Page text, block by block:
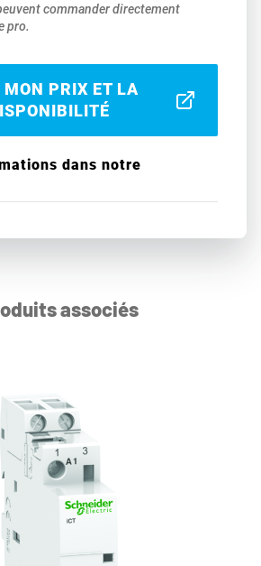
commander directement
pro.
MON PRIX ET LA
dans notre
associés